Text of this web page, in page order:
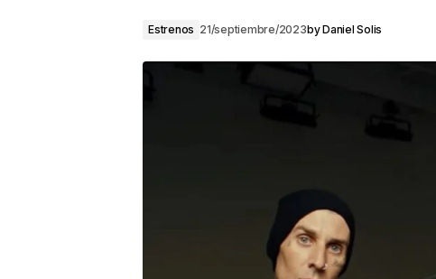
Estrenos 21/septiembre/2023byDaniel Solis